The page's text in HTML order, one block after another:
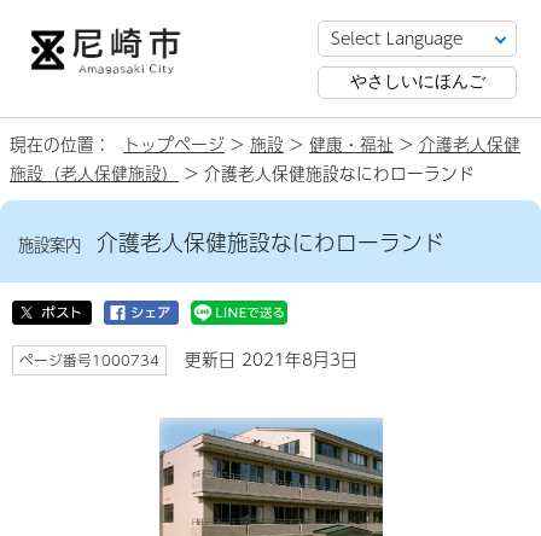
やさしいにほんご
現在の位置： トップページ > 施設 > 健康・福祉 > 介護老人保健
施設（老人保健施設）
> 介護老人保健施設なにわローランド
施設案内 介護老人保健施設なにわローランド
ページ番号1000734 更新日 2021年8月3日